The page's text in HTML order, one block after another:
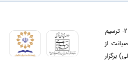
با هدف 1- بازخوانی اندیشه‌ و سیره‌ حضرت آیت الله العظمی خامنه‌ای (مدظله‌العالی) در حوزه‌ حقوق ملت و آزادی‌های مشروع 2- ترسیم
خامنه‌ای(مدظله‌العالی) 3- تضمین و صیانت از
برگزار